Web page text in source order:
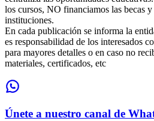
los cursos, NO financiamos las becas
instituciones.
En cada publicación se informa la
es responsabilidad de los interesados
para mayores detalles o en caso no
materiales, certificados, etc
Únete a nuestro canal de